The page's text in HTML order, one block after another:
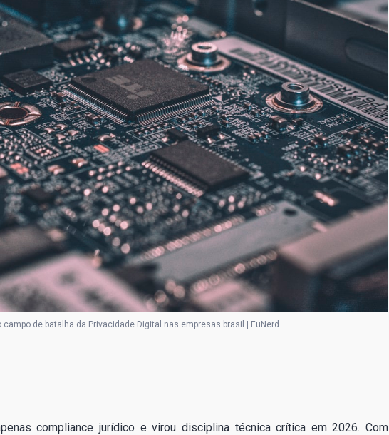
campo de batalha da Privacidade Digital nas empresas brasil | EuNerd
compliance jurídico e virou disciplina técnica crítica em 2026. Com